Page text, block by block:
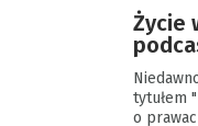
Życie
tytułem
o